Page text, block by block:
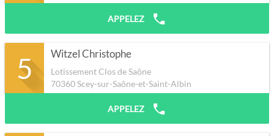
APPELEZ
5 Witzel Christophe
Lotissement Clos de Saône
70360Scey-sur-Saône-et-Saint-Albin
APPELEZ